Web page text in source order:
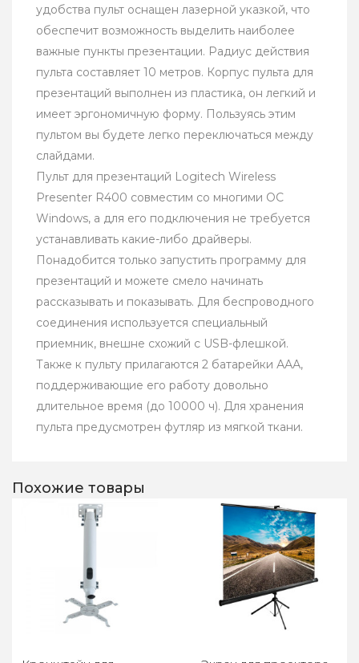
удобства пульт оснащен лазерной указкой, что
обеспечит возможность выделить наиболее
важные пункты презентации. Радиус действия
пульта составляет 10 метров. Корпус пульта для
презентаций выполнен из пластика, он легкий и
имеет эргономичную форму. Пользуясь этим
пультом вы будете легко переключаться между
слайдами.
Пульт для презентаций Logitech Wireless
Presenter R400 совместим со многими ОС
Windows, а для его подключения не требуется
устанавливать какие-либо драйверы.
Понадобится только запустить программу для
презентаций и можете смело начинать
рассказывать и показывать. Для беспроводного
соединения используется специальный
приемник, внешне схожий с USB-флешкой.
Также к пульту прилагаются 2 батарейки ААА,
поддерживающие его работу довольно
длительное время (до 10000 ч). Для хранения
пульта предусмотрен футляр из мягкой ткани.
Похожие товары